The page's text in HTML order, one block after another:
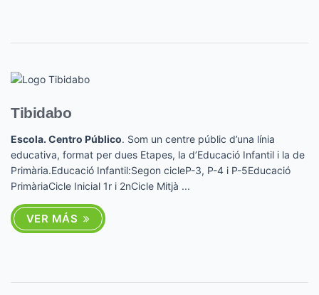
Tibidabo
Escola. Centro Público. Som un centre públic d’una línia
educativa, format per dues Etapes, la d’Educació Infantil i la de
Primària.Educació Infantil:Segon cicleP-3, P-4 i P-5Educació
PrimàriaCicle Inicial 1r i 2nCicle Mitjà ...
VER MÁS